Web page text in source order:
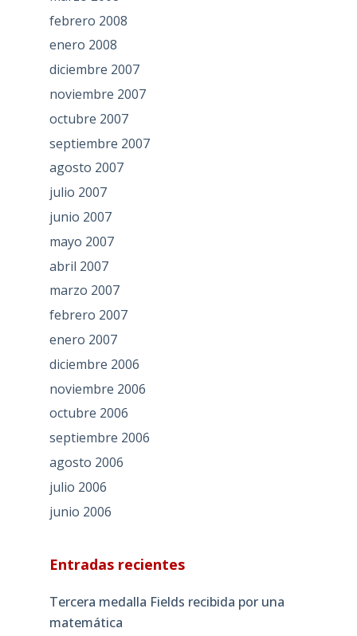
febrero 2008
enero 2008
diciembre 2007
noviembre 2007
octubre 2007
septiembre 2007
agosto 2007
julio 2007
junio 2007
mayo 2007
abril 2007
marzo 2007
febrero 2007
enero 2007
diciembre 2006
noviembre 2006
octubre 2006
septiembre 2006
agosto 2006
julio 2006
junio 2006
Entradas recientes
Tercera medalla Fields recibida por una
matemática